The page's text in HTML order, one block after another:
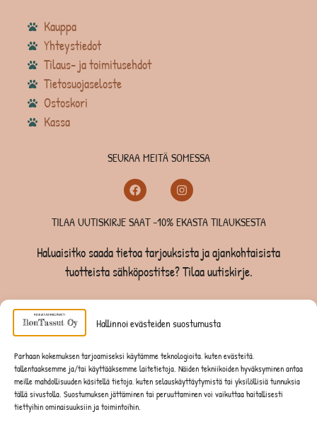
Hallinnoi evästeiden suostumusta
Parhaan kokemuksen tarjoamiseksi käytämme teknologioita, kuten evästeitä,
tallentaaksemme ja/tai käyttääksemme laitetietoja. Näiden tekniikoiden hyväksyminen antaa
meille mahdollisuuden käsitellä tietoja, kuten selauskäyttäytymistä tai yksilöllisiä tunnuksia
tällä sivustolla. Suostumuksen jättäminen tai peruuttaminen voi vaikuttaa haitallisesti
tiettyihin ominaisuuksiin ja toimintoihin.
Kauppa
Yhteystiedot
Tilaus- ja toimitusehdot
Tietosuojaseloste
Ostoskori
Kassa
SEURAA MEITÄ SOMESSA
TILAA UUTISKIRJE SAAT -10% EKASTA TILAUKSESTA
Haluaisitko saada tietoa tarjouksista ja ajankohtaisista
tuotteista sähköpostitse? Tilaa uutiskirje.
TILAA UUTISKIRJE -SAAT -10% EKASTA TILAUKSESTA
KISSOILLE
JYRSIJÖILLE